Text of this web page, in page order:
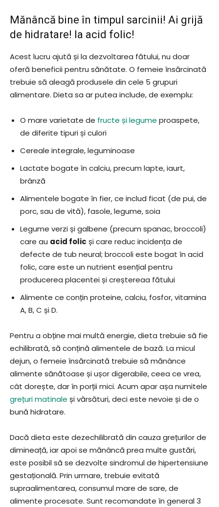
Mănâncă bine în timpul sarcinii! Ai grijă
de hidratare! Ia acid folic!
Acest lucru ajută și la dezvoltarea fătului, nu doar
oferă beneficii pentru sănătate. O femeie însărcinată
trebuie să aleagă produsele din cele 5 grupuri
alimentare. Dieta sa ar putea include, de exemplu:
O mare varietate de fructe și legume proaspete,
de diferite tipuri și culori
Cereale integrale, leguminoase
Lactate bogate în calciu, precum lapte, iaurt,
brânză
Alimentele bogate în fier, ce includ ficat (de pui, de
porc, sau de vită), fasole, legume, soia
Legume verzi și galbene (precum spanac, broccoli)
care au acid folic și care reduc incidența de
defecte de tub neural; broccoli este bogat în acid
folic, care este un nutrient esențial pentru
producerea placentei și creștereaa fătului
Alimente ce conțin proteine, calciu, fosfor, vitamina
A, B, C și D.
Pentru a obține mai multă energie, dieta trebuie să fie
echilibrată, să conțină alimentele de bază. La micul
dejun, o femeie însărcinată trebuie să mănânce
alimente sănătoase și ușor digerabile, ceea ce vrea,
cât dorește, dar în porții mici. Acum apar așa numitele
grețuri matinale și vărsături, deci este nevoie și de o
bună hidratare.
Dacă dieta este dezechilibrată din cauza grețurilor de
dimineață, iar apoi se mănâncă prea multe gustări,
este posibil să se dezvolte sindromul de hipertensiune
gestațională. Prin urmare, trebuie evitată
supraalimentarea, consumul mare de sare, de
alimente procesate. Sunt recomandate în general 3